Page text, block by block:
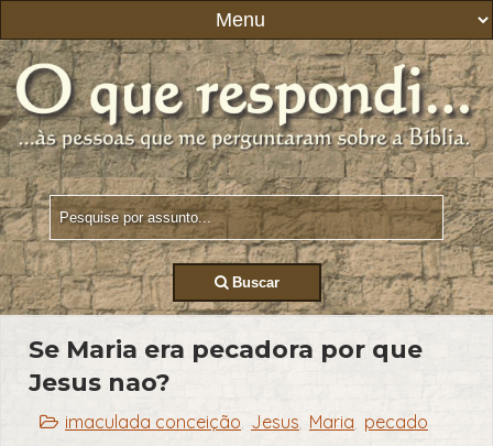
Buscar
Se Maria era pecadora por que
Jesus nao?
imaculada conceição, Jesus, Maria, pecado